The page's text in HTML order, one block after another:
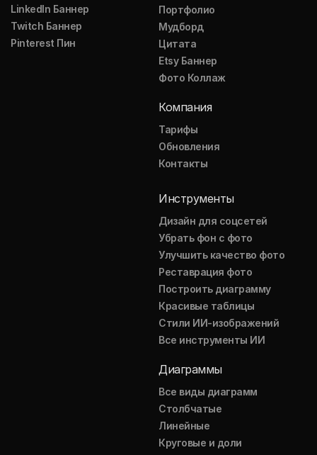
LinkedIn Баннер
Twitch Баннер
Pinterest Пин
Портфолио
Мудборд
Цитата
Etsy Баннер
Фото Коллаж
Компания
Тарифы
Обновления
Контакты
Инструменты
Дизайн для соцсетей
Убрать фон с фото
Улучшить качество фото
Реставрация фото
Построить диаграмму
Красивые таблицы
Стили ИИ-изображений
Все инструменты ИИ
Диаграммы
Все виды диаграмм
Столбчатые
Линейные
Круговые и доли